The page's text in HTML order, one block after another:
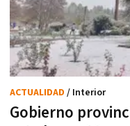
Gobierno
ACTUALIDAD / Interior